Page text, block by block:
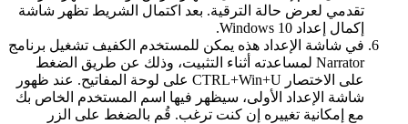
تقدمي لعرض حالة الترقية. بعد اكتمال الشريط تظهر شاشة
إكمال إعداد Windows 10.
في شاشة الإعداد هذه يمكن للمستخدم الكفيف تشغيل برنامج
Narrator لمساعدته أثناء التثبيت، وذلك عن طريق الضغط
على الاختصار CTRL+Win+U على لوحة المفاتيح. عند ظهور
شاشة الإعداد الأولى، سيظهر فيها اسم المستخدم الخاص بك
مع إمكانية تغييره إن كنت ترغب. قُم بالضغط على الزر